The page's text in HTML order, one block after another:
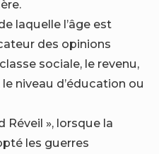
laquelle l’âge est
des opinions
sociale, le revenu,
niveau d’éducation ou
Réveil », lorsque la
les guerres